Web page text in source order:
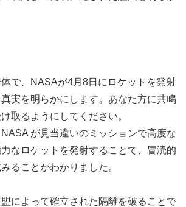
で、NASAが4月8日にロケットを発射
実を明らかにします。あなた方に共鳴
取るようにしてください。
が見当違いのミッションで高度な
なロケットを発射することで、冒涜的
ることがわかりました。
によって確立された隔離を破ることで